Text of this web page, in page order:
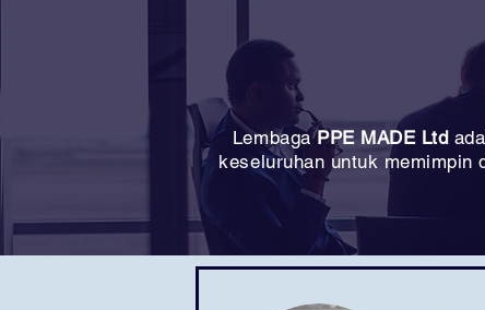
LembagaPPE MADE Ltd
keseluruhan untuk memimpin